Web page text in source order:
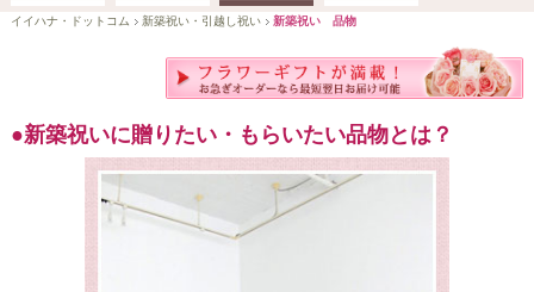
イイハナ・ドットコム 新築祝い・引越し祝い 新築祝い 品物
新築祝いに贈りたい・もらいたい品物とは？